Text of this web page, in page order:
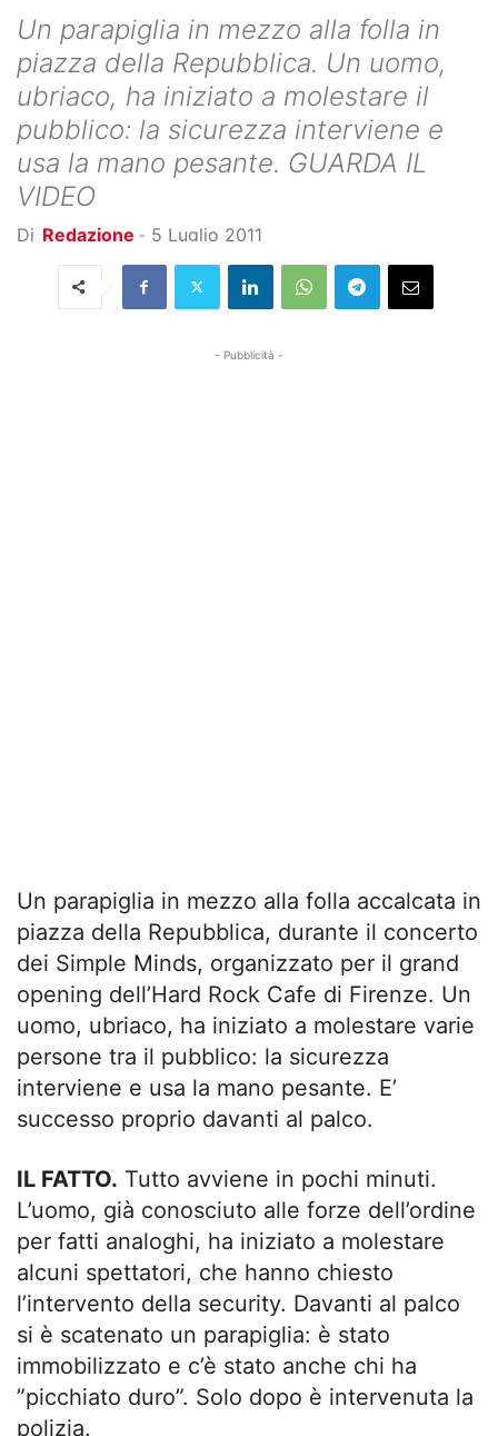
Un parapiglia in mezzo alla folla in
piazza della Repubblica. Un uomo,
ubriaco, ha iniziato a molestare il
pubblico: la sicurezza interviene e
usa la mano pesante. GUARDA IL
VIDEO
Di Redazione - 5 Luglio 2011
- Pubblicità -
Un parapiglia in mezzo alla folla accalcata in
piazza della Repubblica, durante il concerto
dei Simple Minds, organizzato per il grand
opening dell’Hard Rock Cafe di Firenze. Un
uomo, ubriaco, ha iniziato a molestare varie
persone tra il pubblico: la sicurezza
interviene e usa la mano pesante. E’
successo proprio davanti al palco.
IL FATTO. Tutto avviene in pochi minuti.
L’uomo, già conosciuto alle forze dell’ordine
per fatti analoghi, ha iniziato a molestare
alcuni spettatori, che hanno chiesto
l’intervento della security. Davanti al palco
si è scatenato un parapiglia: è stato
immobilizzato e c’è stato anche chi ha
”picchiato duro”. Solo dopo è intervenuta la
polizia.